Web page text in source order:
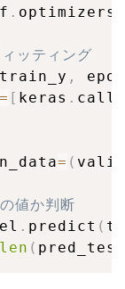
. optimizers
ティング
,
= [ keras .
= (
値か判断
. predict (
len ( pred_test